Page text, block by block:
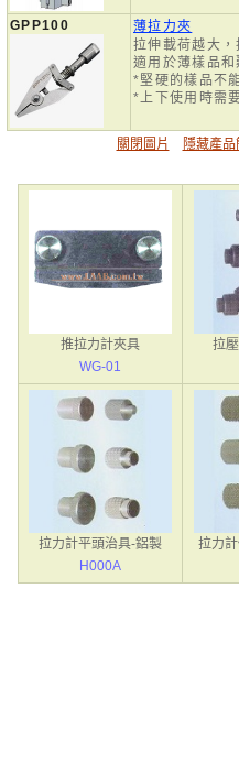
GPP100
薄拉力夾
拉伸載荷越大
適用於薄樣品
*堅硬的樣品不
*上下使用時需
關閉圖片 隱藏產品
推拉力計夾具
WG-01
拉
拉力計平頭治具-鋁製
H000A
拉力